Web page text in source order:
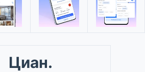
Циан.